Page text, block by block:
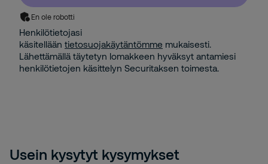
En ole robotti
Henkilötietojasi
käsitellään tietosuojakäytäntömme mukaisesti.
Lähettämällä täytetyn lomakkeen hyväksyt antamiesi
henkilötietojen käsittelyn Securitaksen toimesta.
Usein kysytyt kysymykset